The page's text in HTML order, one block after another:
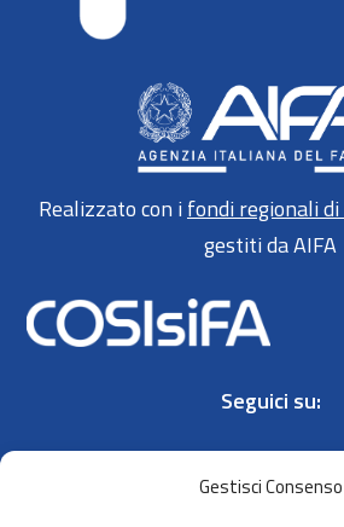
Gestisci Consenso
Realizzato con ifondi regionali
gestiti da AIFA
Seguici su: